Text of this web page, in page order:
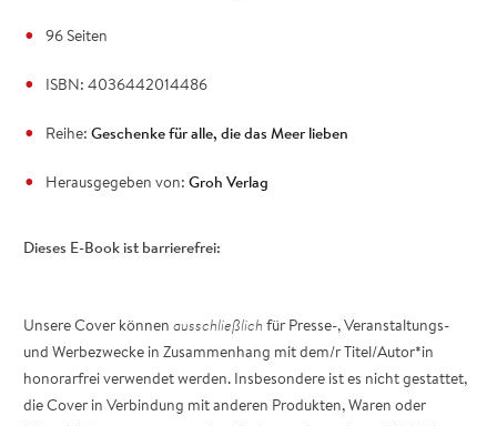
ISBN: 4036442014486
96 Seiten
Reihe: Geschenke für alle, die das Meer lieben
Herausgegeben von: Groh Verlag
Dieses E-Book ist barrierefrei:
Unsere Cover können ausschließlich für Presse-, Veranstaltungs-
und Werbezwecke in Zusammenhang mit dem/r Titel/Autor*in
honorarfrei verwendet werden. Insbesondere ist es nicht gestattet,
die Cover in Verbindung mit anderen Produkten, Waren oder